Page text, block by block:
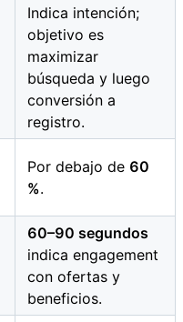
Indica intención;
objetivo es
maximizar
búsqueda y luego
conversión a
registro.
Por debajo de 60
%.
60–90 segundos
indica engagement
con ofertas y
beneficios.